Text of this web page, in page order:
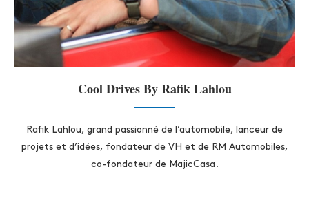
Cool Drives By Rafik Lahlou
Rafik Lahlou, grand passionné de l’automobile, lanceur de
projets et d’idées, fondateur de VH et de RM Automobiles,
co-fondateur de MajicCasa.